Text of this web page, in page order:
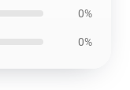
0%
0%